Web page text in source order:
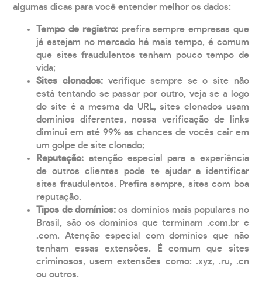
algumas dicas para você entender melhor os dados:
Tempo de registro: prefira sempre empresas que
já estejam no mercado há mais tempo, é comum
que sites fraudulentos tenham pouco tempo de
vida;
Sites clonados: verifique sempre se o site não
está tentando se passar por outro, veja se a logo
do site é a mesma da URL, sites clonados usam
domínios diferentes, nossa verificação de links
diminui em até 99% as chances de vocês cair em
um golpe de site clonado;
Reputação: atenção especial para a experiência
de outros clientes pode te ajudar a identificar
sites fraudulentos. Prefira sempre, sites com boa
reputação.
Tipos de domínios:os domínios mais populares no
Brasil, são os domínios que terminam .com.br e
.com. Atenção especial com domínios que não
tenham essas extensões. É comum que sites
criminosos, usem extensões como: .xyz, .ru, .cn
ou outros.